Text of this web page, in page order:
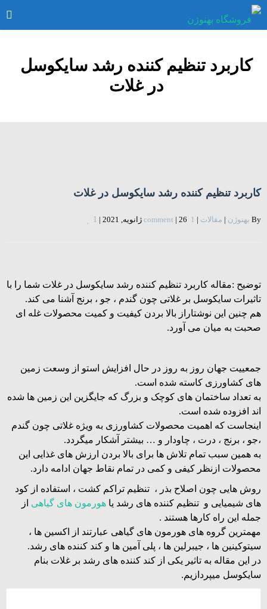
کاربرد تنظیم کننده رشد سایکوسل
در غلات
کاربرد تنظیم کننده رشد سایکوسل در غلات
By بهنوژن | مقالات |
1  comment
| 26 ژانویه, 2021 |
1
توضیح :مقاله کاربرد تنظیم کننده رشد سایکوسل در غلات شما را با
تاثیرات سایکوسل بر غلاتی چون گندم ، جو ، برنج آشنا می کند.
هم چنین این نوشتاراز بالا بردن کیفیت و کمیت محصولات غله ای
صحبت به میان می آورد.
جمعییت جهان روز به روز در حال افزایش استو از وسعت زمین
های کشاورزی کاسته شده است.
به تعداد ساختمان های کوچک و بزرگ که جایگزین این زمین ها شده
اند افزوده شده است.
اینجاست که اهمیت محصولات کشاورزی به ویژه غلاتی چون گندم
،جو ، برنج ، درت ، چاودار و … بیشتر آشکار میگردد.
به همین سبب تمام تلاش ها برای بالا بردن ارزش های غذایی این
محصولات ازنظر کیفی و کمی در تمام نقاط جهان ادامه دارد.
روش هایی چون اصلاح بذر ، تنظیم تراکم کشت ، استفاده از کود
های شیمیایی و تنظیم کننده های رشد یا هورمون های گیاهی از
جمله این راه کارها هستند .
مهمترین گروه های هورمون های گیاهی عبارتند از اکسین ها ،
سیتوکینین ها ، جیبرلین ها ، پلی آمین ها و کند کننده های رشد.
در این مقاله به تاثیر یکی از کند کننده های رشد بر غلات بنام
سایکوسل میپردازیم.